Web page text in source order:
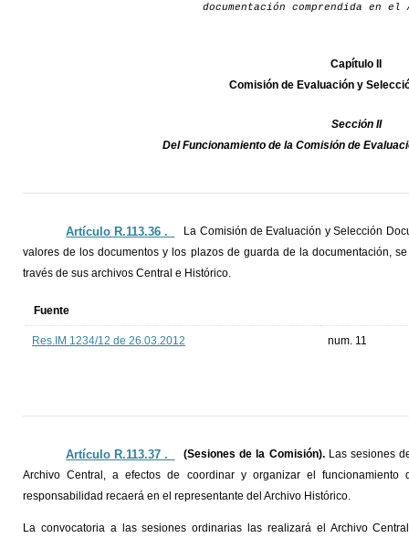
documentación comprendida en
Capítulo II
Comisión de Evaluación y
Sección II
Del Funcionamiento de la Comisión de
Artículo R.113.36 ._
La Comisión de Evaluación y Selección
valores de los documentos y los plazos de guarda de la documentación,
través de sus archivos Central e Histórico.
Fuente
Res.IM 1234/12 de 26.03.2012 num. 11
Artículo R.113.37 ._ (Sesiones de la Comisión).Las sesiones
Archivo Central, a efectos de coordinar y organizar el
responsabilidad recaerá en el representante del Archivo Histórico.
La convocatoria a las sesiones ordinarias las realizará el Archivo